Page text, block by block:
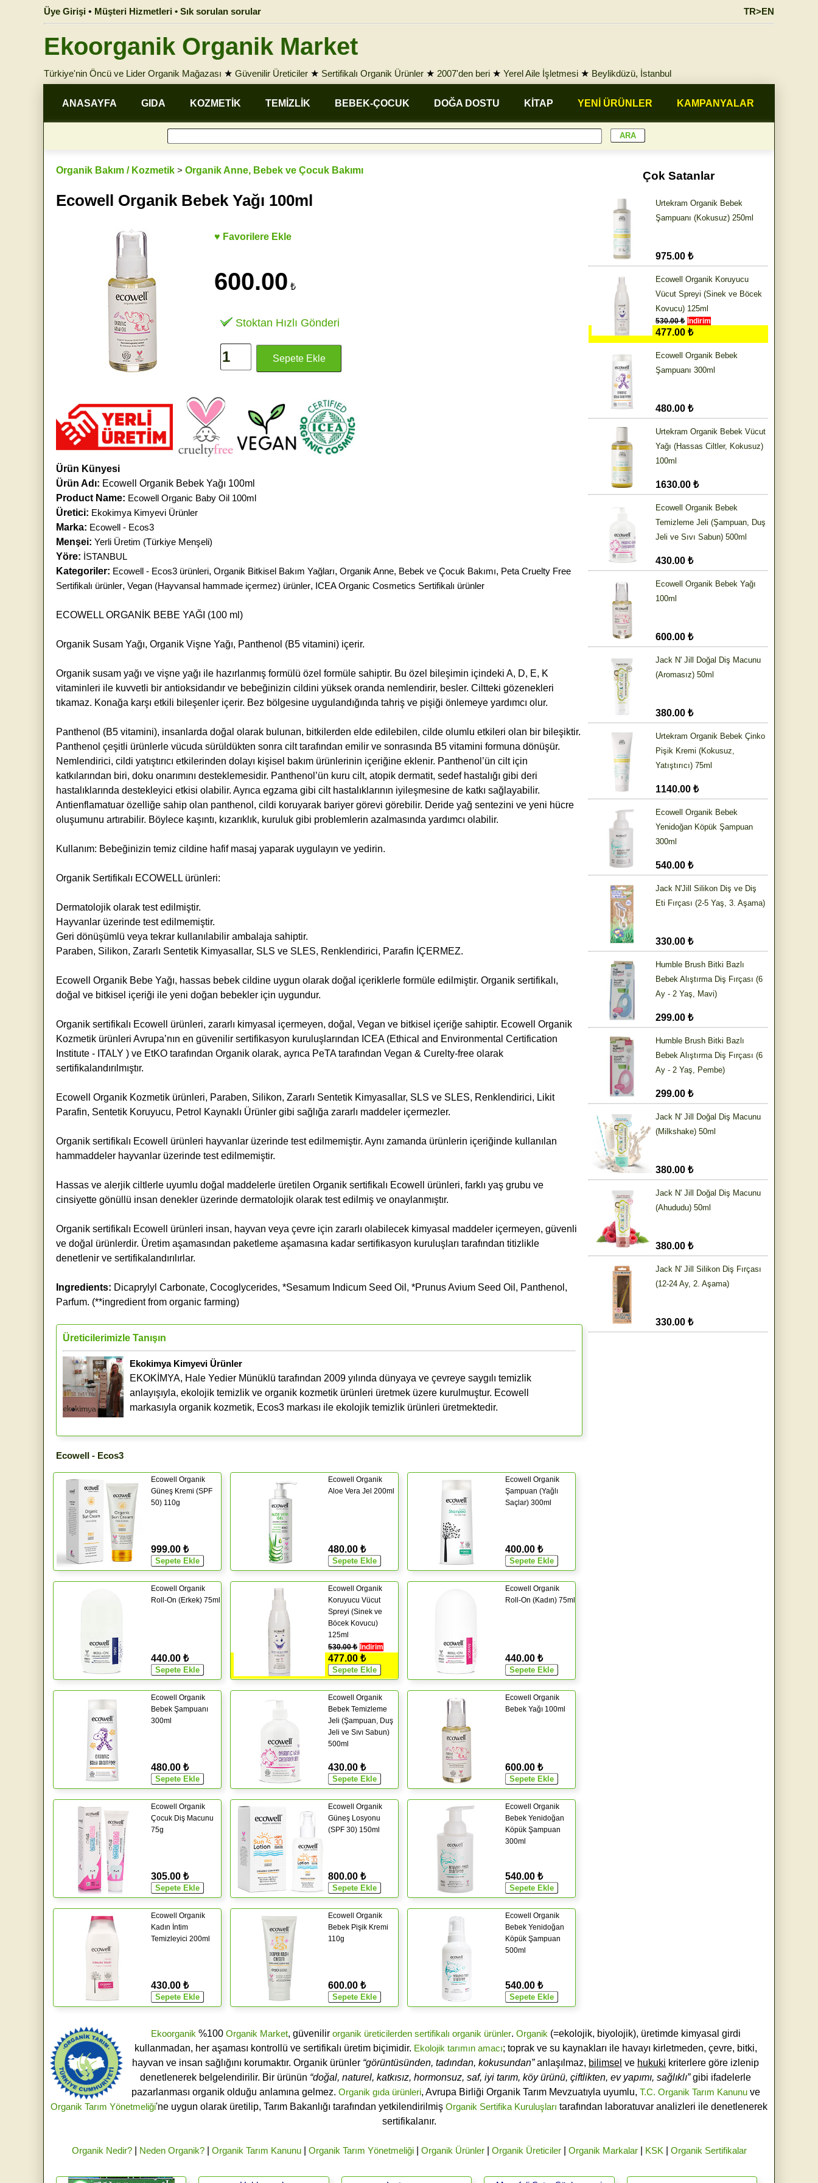
Üye Girişi • Müşteri Hizmetleri • Sık sorulan sorular TR>EN
Ekoorganik Organik Market
Türkiye'nin Öncü ve Lider Organik Mağazası ★ Güvenilir Üreticiler ★ Sertifikalı Organik Ürünler ★ 2007'den beri ★ Yerel Aile İşletmesi ★ Beylikdüzü, İstanbul
ANASAYFA GIDA KOZMETİK TEMİZLİK BEBEK-ÇOCUK DOĞA DOSTU KİTAP YENİ ÜRÜNLER KAMPANYALAR
Organik Bakım / Kozmetik > Organik Anne, Bebek ve Çocuk Bakımı
Ecowell Organik Bebek Yağı 100ml
♥ Favorilere Ekle
600.00 ₺
Stoktan Hızlı Gönderi
Ürün Künyesi
Ürün Adı: Ecowell Organik Bebek Yağı 100ml
Product Name: Ecowell Organic Baby Oil 100ml
Üretici: Ekokimya Kimyevi Ürünler
Marka: Ecowell - Ecos3
Menşei: Yerli Üretim (Türkiye Menşeli)
Yöre: İSTANBUL
Kategoriler: Ecowell - Ecos3 ürünleri, Organik Bitkisel Bakım Yağları, Organik Anne, Bebek ve Çocuk Bakımı, Peta Cruelty Free
Sertifikalı ürünler, Vegan (Hayvansal hammade içermez) ürünler, ICEA Organic Cosmetics Sertifikalı ürünler
ECOWELL ORGANİK BEBE YAĞI (100 ml)
Organik Susam Yağı, Organik Vişne Yağı, Panthenol (B5 vitamini) içerir.
Organik susam yağı ve vişne yağı ile hazırlanmış formülü özel formüle sahiptir. Bu özel bileşimin içindeki A, D, E, K
vitaminleri ile kuvvetli bir antioksidandır ve bebeğinizin cildini yüksek oranda nemlendirir, besler. Ciltteki gözenekleri
tıkamaz. Konağa karşı etkili bileşenler içerir. Bez bölgesine uygulandığında tahriş ve pişiği önlemeye yardımcı olur.
Panthenol (B5 vitamini), insanlarda doğal olarak bulunan, bitkilerden elde edilebilen, cilde olumlu etkileri olan bir bileşiktir.
Panthenol çeşitli ürünlerle vücuda sürüldükten sonra cilt tarafından emilir ve sonrasında B5 vitamini formuna dönüşür.
Nemlendirici, cildi yatıştırıcı etkilerinden dolayı kişisel bakım ürünlerinin içeriğine eklenir. Panthenol’ün cilt için
katkılarından biri, doku onarımını desteklemesidir. Panthenol’ün kuru cilt, atopik dermatit, sedef hastalığı gibi deri
hastalıklarında destekleyici etkisi olabilir. Ayrıca egzama gibi cilt hastalıklarının iyileşmesine de katkı sağlayabilir.
Antienflamatuar özelliğe sahip olan panthenol, cildi koruyarak bariyer görevi görebilir. Deride yağ sentezini ve yeni hücre
oluşumunu artırabilir. Böylece kaşıntı, kızarıklık, kuruluk gibi problemlerin azalmasında yardımcı olabilir.
Kullanım: Bebeğinizin temiz cildine hafif masaj yaparak uygulayın ve yedirin.
Organik Sertifikalı ECOWELL ürünleri:
Dermatolojik olarak test edilmiştir.
Hayvanlar üzerinde test edilmemiştir.
Geri dönüşümlü veya tekrar kullanılabilir ambalaja sahiptir.
Paraben, Silikon, Zararlı Sentetik Kimyasallar, SLS ve SLES, Renklendirici, Parafin İÇERMEZ.
Ecowell Organik Bebe Yağı, hassas bebek cildine uygun olarak doğal içeriklerle formüle edilmiştir. Organik sertifikalı,
doğal ve bitkisel içeriği ile yeni doğan bebekler için uygundur.
Organik sertifikalı Ecowell ürünleri, zararlı kimyasal içermeyen, doğal, Vegan ve bitkisel içeriğe sahiptir. Ecowell Organik
Kozmetik ürünleri Avrupa’nın en güvenilir sertifikasyon kuruluşlarından ICEA (Ethical and Environmental Certification
Institute - ITALY ) ve EtKO tarafından Organik olarak, ayrıca PeTA tarafından Vegan & Curelty-free olarak
sertifikalandırılmıştır.
Ecowell Organik Kozmetik ürünleri, Paraben, Silikon, Zararlı Sentetik Kimyasallar, SLS ve SLES, Renklendirici, Likit
Parafin, Sentetik Koruyucu, Petrol Kaynaklı Ürünler gibi sağlığa zararlı maddeler içermezler.
Organik sertifikalı Ecowell ürünleri hayvanlar üzerinde test edilmemiştir. Aynı zamanda ürünlerin içeriğinde kullanılan
hammaddeler hayvanlar üzerinde test edilmemiştir.
Hassas ve alerjik ciltlerle uyumlu doğal maddelerle üretilen Organik sertifikalı Ecowell ürünleri, farklı yaş grubu ve
cinsiyette gönüllü insan denekler üzerinde dermatolojik olarak test edilmiş ve onaylanmıştır.
Organik sertifikalı Ecowell ürünleri insan, hayvan veya çevre için zararlı olabilecek kimyasal maddeler içermeyen, güvenli
ve doğal ürünlerdir. Üretim aşamasından paketleme aşamasına kadar sertifikasyon kuruluşları tarafından titizlikle
denetlenir ve sertifikalandırılırlar.
Ingredients: Dicaprylyl Carbonate, Cocoglycerides, *Sesamum Indicum Seed Oil, *Prunus Avium Seed Oil, Panthenol,
Parfum. (**ingredient from organic farming)
Üreticilerimizle Tanışın
Ekokimya Kimyevi Ürünler
EKOKİMYA, Hale Yedier Münüklü tarafından 2009 yılında dünyaya ve çevreye saygılı temizlik
anlayışıyla, ekolojik temizlik ve organik kozmetik ürünleri üretmek üzere kurulmuştur. Ecowell
markasıyla organik kozmetik, Ecos3 markası ile ekolojik temizlik ürünleri üretmektedir.
Ecowell - Ecos3
Ecowell Organik
Güneş Kremi (SPF
50) 110g
999.00 ₺
Ecowell Organik
Aloe Vera Jel 200ml
480.00 ₺
Ecowell Organik
Şampuan (Yağlı
Saçlar) 300ml
400.00 ₺
Ecowell Organik
Roll-On (Erkek) 75ml
440.00 ₺
Ecowell Organik
Koruyucu Vücut
Spreyi (Sinek ve
Böcek Kovucu)
125ml
530.00 ₺ İndirim
477.00 ₺
Ecowell Organik
Roll-On (Kadın) 75ml
440.00 ₺
Ecowell Organik
Bebek Şampuanı
300ml
480.00 ₺
Ecowell Organik
Bebek Temizleme
Jeli (Şampuan, Duş
Jeli ve Sıvı Sabun)
500ml
430.00 ₺
Ecowell Organik
Bebek Yağı 100ml
600.00 ₺
Ecowell Organik
Çocuk Diş Macunu
75g
305.00 ₺
Ecowell Organik
Güneş Losyonu
(SPF 30) 150ml
800.00 ₺
Ecowell Organik
Bebek Yenidoğan
Köpük Şampuan
300ml
540.00 ₺
Ecowell Organik
Kadın İntim
Temizleyici 200ml
430.00 ₺
Ecowell Organik
Bebek Pişik Kremi
110g
600.00 ₺
Ecowell Organik
Bebek Yenidoğan
Köpük Şampuan
500ml
540.00 ₺
Çok Satanlar
Urtekram Organik Bebek
Şampuanı (Kokusuz) 250ml
975.00 ₺
Ecowell Organik Koruyucu
Vücut Spreyi (Sinek ve Böcek
Kovucu) 125ml
530.00 ₺ İndirim
477.00 ₺
Ecowell Organik Bebek
Şampuanı 300ml
480.00 ₺
Urtekram Organik Bebek Vücut
Yağı (Hassas Ciltler, Kokusuz)
100ml
1630.00 ₺
Ecowell Organik Bebek
Temizleme Jeli (Şampuan, Duş
Jeli ve Sıvı Sabun) 500ml
430.00 ₺
Ecowell Organik Bebek Yağı
100ml
600.00 ₺
Jack N' Jill Doğal Diş Macunu
(Aromasız) 50ml
380.00 ₺
Urtekram Organik Bebek Çinko
Pişik Kremi (Kokusuz,
Yatıştırıcı) 75ml
1140.00 ₺
Ecowell Organik Bebek
Yenidoğan Köpük Şampuan
300ml
540.00 ₺
Jack N'Jill Silikon Diş ve Diş
Eti Fırçası (2-5 Yaş, 3. Aşama)
330.00 ₺
Humble Brush Bitki Bazlı
Bebek Alıştırma Diş Fırçası (6
Ay - 2 Yaş, Mavi)
299.00 ₺
Humble Brush Bitki Bazlı
Bebek Alıştırma Diş Fırçası (6
Ay - 2 Yaş, Pembe)
299.00 ₺
Jack N' Jill Doğal Diş Macunu
(Milkshake) 50ml
380.00 ₺
Jack N' Jill Doğal Diş Macunu
(Ahududu) 50ml
380.00 ₺
Jack N' Jill Silikon Diş Fırçası
(12-24 Ay, 2. Aşama)
330.00 ₺
Ekoorganik %100 Organik Market, güvenilir organik üreticilerden sertifikalı organik ürünler. Organik (=ekolojik, biyolojik), üretimde kimyasal girdi
kullanmadan, her aşaması kontrollü ve sertifikalı üretim biçimidir. Ekolojik tarımın amacı; toprak ve su kaynakları ile havayı kirletmeden, çevre, bitki,
hayvan ve insan sağlığını korumaktır. Organik ürünler “görüntüsünden, tadından, kokusundan”anlaşılmaz, bilimsel ve hukuki kriterlere göre izlenip
denetlenerek belgelendirilir. Bir ürünün “doğal, naturel, katkısız, hormonsuz, saf, iyi tarım, köy ürünü, çiftlikten, ev yapımı, sağlıklı”gibi ifadelerle
pazarlanması organik olduğu anlamına gelmez. Organik gıda ürünleri, Avrupa Birliği Organik Tarım Mevzuatıyla uyumlu, T.C. Organik Tarım Kanunuve
Organik Tarım Yönetmeliği'ne uygun olarak üretilip, Tarım Bakanlığı tarafından yetkilendirilmiş Organik Sertifika Kuruluşları tarafından laboratuvar analizleri ile denetlenerek
sertifikalanır.
Organik Nedir?| Neden Organik?| Organik Tarım Kanunu| Organik Tarım Yönetmeliği| Organik Ürünler| Organik Üreticiler| Organik Markalar| KSK Organik Sertifikalar